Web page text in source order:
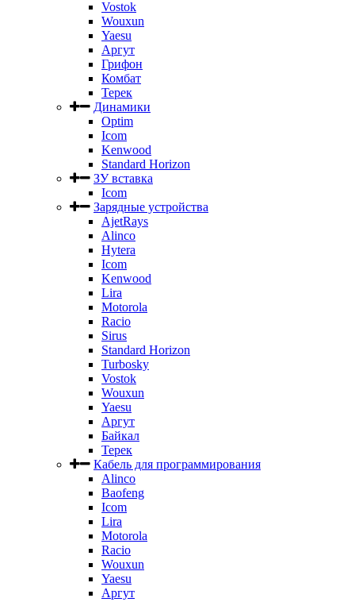
Vostok
Wouxun
Yaesu
Аргут
Грифон
Комбат
Терек
Динамики
Optim
Icom
Kenwood
Standard Horizon
ЗУ вставка
Icom
Зарядные устройства
AjetRays
Alinco
Hytera
Icom
Kenwood
Lira
Motorola
Racio
Sirus
Standard Horizon
Turbosky
Vostok
Wouxun
Yaesu
Аргут
Байкал
Терек
Кабель для программирования
Alinco
Baofeng
Icom
Lira
Motorola
Racio
Wouxun
Yaesu
Аргут